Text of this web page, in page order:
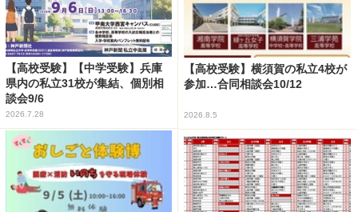
【高校受験】【中学受験】兵庫
県内の私立31校が集結、個別相
談会9/6
2026.7.28
【高校受験】横須賀の私立4校が
参加…合同相談会10/12
2026.8.5